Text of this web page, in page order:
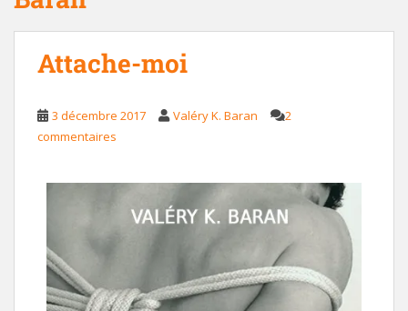
Attache-moi
3 décembre 2017 Valéry K. Baran
2
commentaires